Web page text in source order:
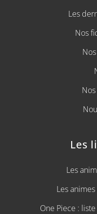
Les
Nos
Les
Les
Les
One Piece :